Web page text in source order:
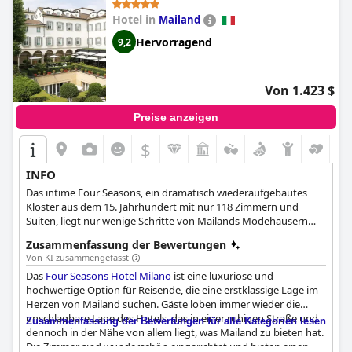
dasBoutique Hotel Villa Sostaga
ein Juwel, das einen Besuch
wert ist. Es bietet eine hervorragende Lage, exzellente
Speisemöglichkeiten, komfortable Zimmer, tadelloses Personal
und ein tolles Poolerlebnis.
Hotel in Mailand
9,2 Hervorragend
Von 1.423 $
Preise anzeigen
$
INFO
Das intime Four Seasons, ein dramatisch wiederaufgebautes
Kloster aus dem 15. Jahrhundert mit nur 118 Zimmern und
Suiten, liegt nur wenige Schritte von Mailands Modehäusern
zwischen Via Montenapoleone und Via della Spiga.
Zusammenfassung der Bewertungen
Von KI zusammengefasst
Das Four Seasons Hotel Milano ist eine luxuriöse und
hochwertige Option für Reisende, die eine erstklassige Lage im
Herzen von Mailand suchen. Gäste loben immer wieder die
unschlagbare Lage des Hotels, das in einer ruhigen Straße und
dennoch in der Nähe von allem liegt, was Mailand zu bieten hat.
Die Zimmer sind wunderschön eingerichtet und bieten einen
Zusammenfassung der Bewertungen für alle Kategorien lesen